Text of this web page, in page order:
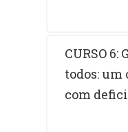
CURSO
todos: um
com